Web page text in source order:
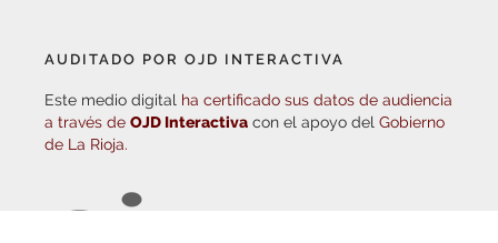
AUDITADO POR OJD INTERACTIVA
Este medio digital ha certificado sus datos de audiencia
a través de OJD Interactiva con el apoyo del Gobierno
de La Rioja.